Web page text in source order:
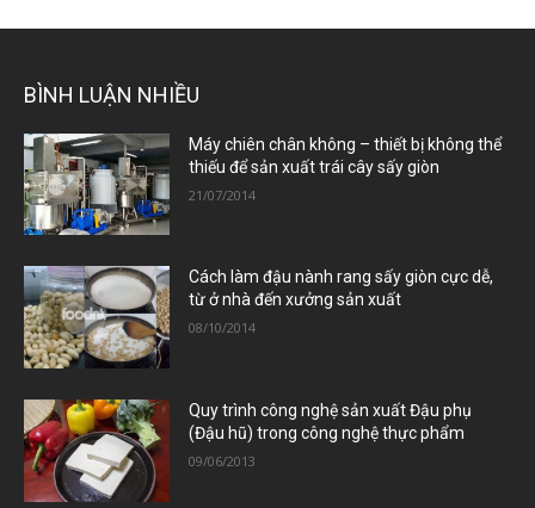
BÌNH LUẬN NHIỀU
Máy chiên chân không – thiết bị không thể
thiếu để sản xuất trái cây sấy giòn
21/07/2014
Cách làm đậu nành rang sấy giòn cực dễ,
từ ở nhà đến xưởng sản xuất
08/10/2014
Quy trình công nghệ sản xuất Đậu phụ
(Đậu hũ) trong công nghệ thực phẩm
09/06/2013